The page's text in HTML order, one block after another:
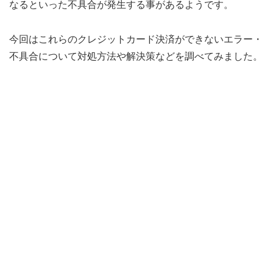
なるといった不具合が発生する事があるようです。
今回はこれらのクレジットカード決済ができないエラー・
不具合について対処方法や解決策などを調べてみました。